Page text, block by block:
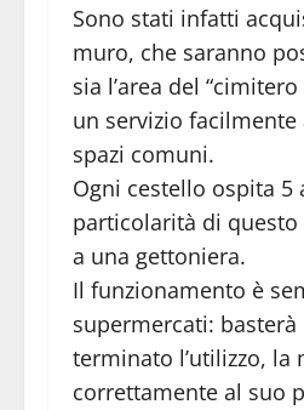
Sono stati infatti
muro, che saranno
sia l’area del
un servizio
spazi comuni.
Ogni cestello ospita
particolarità di
a una gettoniera.
Il funzionamento è
supermercati:
terminato l’utilizzo, la
correttamente al suo